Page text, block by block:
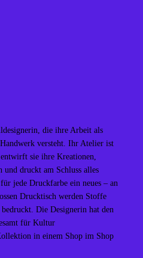
die ihre Arbeit als
versteht. Ihr Atelier ist
sie ihre Kreationen,
und druckt am Schluss alles
jede Druckfarbe ein neues – an
Drucktisch werden Stoffe
Die Designerin hat den
für Kultur
in einem Shop im Shop